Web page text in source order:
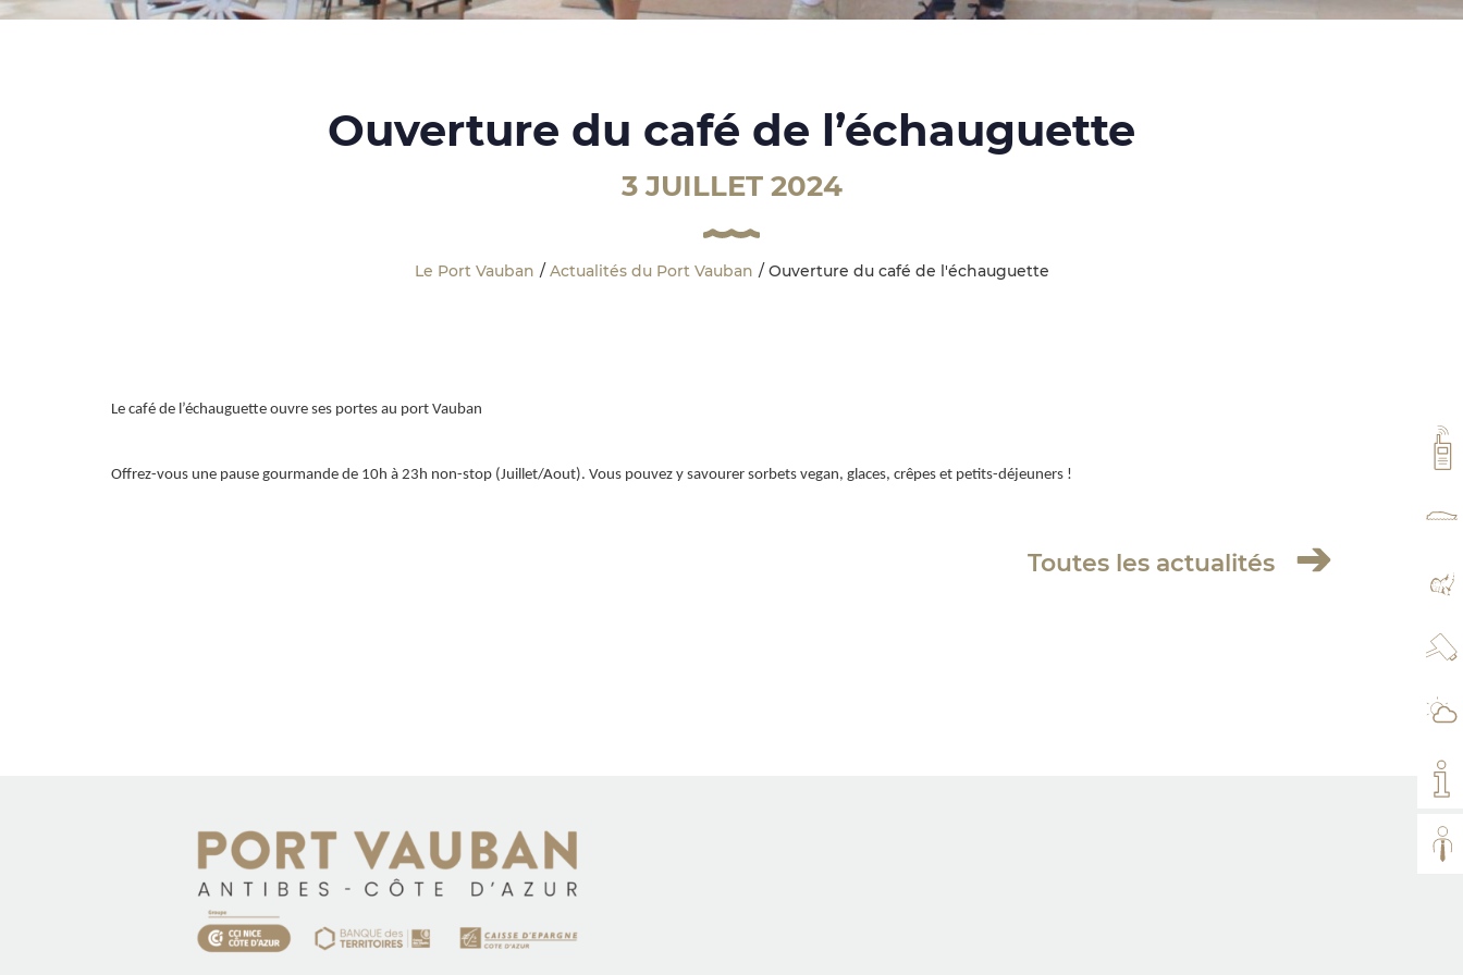
Ouverture du café de l’échauguette
3 JUILLET 2024
Le Port Vauban Actualités du Port Vauban Ouverture du café de l'échauguette
Le café de l’échauguette ouvre ses portes au port Vauban
Offrez-vous une pause gourmande de 10h à 23h non-stop (Juillet/Aout). Vous pouvez y savourer sorbets vegan, glaces, crêpes et petits-déjeuners !
Toutes les actualités